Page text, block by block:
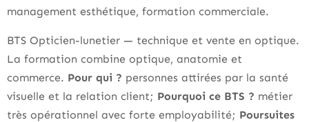
management esthétique, formation commerciale.
BTS Opticien-lunetier — technique et vente en optique.
La formation combine optique, anatomie et
commerce. Pour qui ? personnes attirées par la santé
visuelle et la relation client; Pourquoi ce BTS ? métier
très opérationnel avec forte employabilité; Poursuites